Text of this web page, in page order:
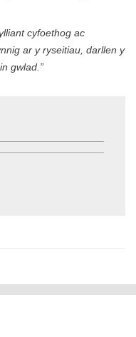
cyfoethog ac
ar y ryseitiau, darllen y
gwlad.”